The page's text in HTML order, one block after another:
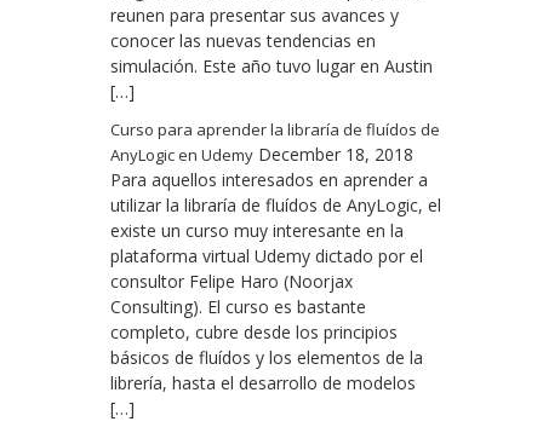
reunen para presentar sus avances y
conocer las nuevas tendencias en
simulación. Este año tuvo lugar en Austin
[…]
Curso para aprender la libraría de fluídos de
AnyLogic en Udemy December 18, 2018
Para aquellos interesados en aprender a
utilizar la libraría de fluídos de AnyLogic, el
existe un curso muy interesante en la
plataforma virtual Udemy dictado por el
consultor Felipe Haro (Noorjax
Consulting). El curso es bastante
completo, cubre desde los principios
básicos de fluídos y los elementos de la
librería, hasta el desarrollo de modelos
[…]